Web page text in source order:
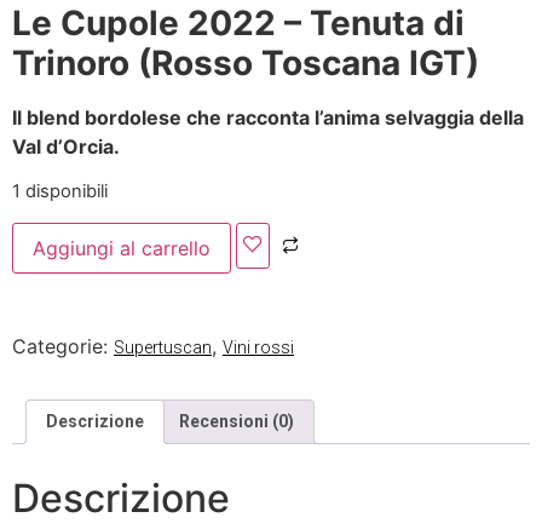
Le Cupole 2022 – Tenuta di
Trinoro (Rosso Toscana IGT)
Il blend bordolese che racconta l’anima selvaggia della
Val d’Orcia.
1 disponibili
Aggiungi al carrello
Categorie: Supertuscan, Vini rossi
Descrizione Recensioni (0)
Descrizione